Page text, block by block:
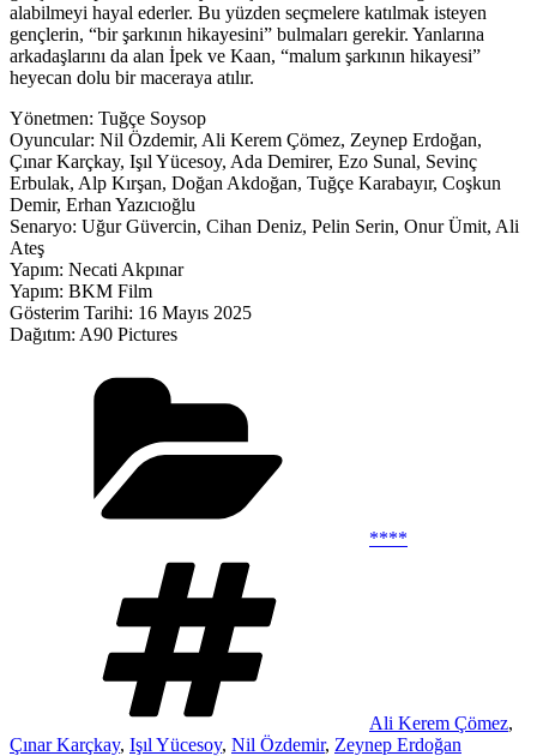
alabilmeyi hayal ederler. Bu yüzden seçmelere katılmak isteyen
gençlerin, “bir şarkının hikayesini” bulmaları gerekir. Yanlarına
arkadaşlarını da alan İpek ve Kaan, “malum şarkının hikayesi”
heyecan dolu bir maceraya atılır.
Yönetmen: Tuğçe Soysop
Oyuncular: Nil Özdemir, Ali Kerem Çömez, Zeynep Erdoğan,
Çınar Karçkay, Işıl Yücesoy, Ada Demirer, Ezo Sunal, Sevinç
Erbulak, Alp Kırşan, Doğan Akdoğan, Tuğçe Karabayır, Coşkun
Demir, Erhan Yazıcıoğlu
Senaryo: Uğur Güvercin, Cihan Deniz, Pelin Serin, Onur Ümit, Ali
Ateş
Yapım: Necati Akpınar
Yapım: BKM Film
Gösterim Tarihi: 16 Mayıs 2025
Dağıtım: A90 Pictures
****
Ali Kerem Çömez,
Çınar Karçkay, Işıl Yücesoy, Nil Özdemir, Zeynep Erdoğan